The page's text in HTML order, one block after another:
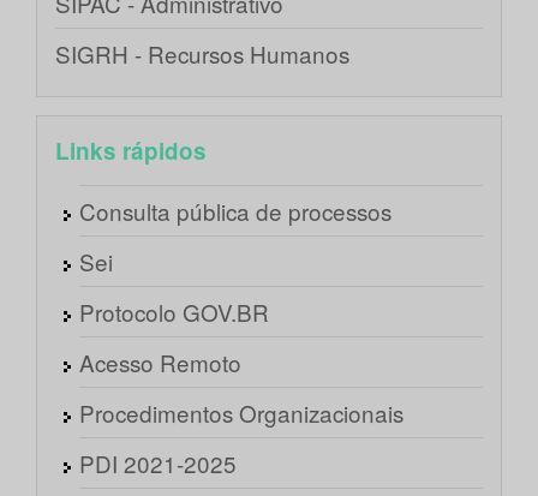
SIGRH - Recursos Humanos
Links rápidos
Consulta pública de processos
Sei
Protocolo GOV.BR
Acesso Remoto
Procedimentos Organizacionais
PDI 2021-2025